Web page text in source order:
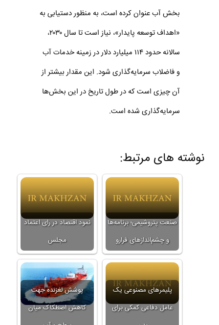
بخش آب عنوان کرده است، به منظور دستیابی به
«اهداف توسعه پایدار»، نیاز است تا سال ۲۰۳۰،
سالانه حدود ۱۱۴ میلیارد دلار در زمینه خدمات آب
و فاضلاب سرمایه‌گذاری شود. این مقدار بیشتر از
آن چیزی است که در طول تاریخ در این بخش‌ها
سرمایه‌گذاری شده است.
نوشته های مرتبط:
نمود اقتصاد در رای اعتماد
مجلس
صنعت پتروشیمی؛ برنامه‌ها
و چشم‌اندازهای فرا‌رو
پوشش لغزنده جهت
کاهش اصطکاک میان
پلیمرهای مصنوعی یک
عامل دفاعی کمکی برای